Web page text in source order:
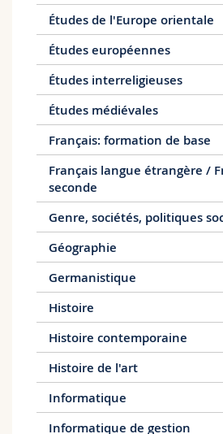
linguistiques, des écoles
dans les médias, mais aussi
l'administration fédérale, dans
autres Hautes écoles ou encore
de projets de recherche
Études de l'Europe orientale
Études européennes
Études interreligieuses
Études médiévales
Français: formation de base
Français langue étrangère /
seconde
Genre, sociétés, politiques
Géographie
Germanistique
Histoire
Histoire contemporaine
Histoire de l'art
Informatique
Informatique de gestion